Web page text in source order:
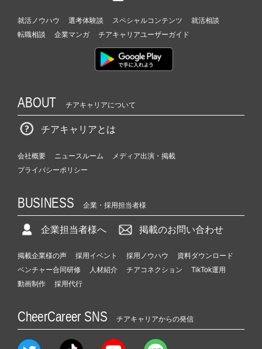
就活ノウハウ 選考体験談 スペシャルコンテンツ
就活相談
転職相談
企業マンガ チアキャリアユーザーガイド
ABOUT チアキャリアについて
チアキャリアとは
会社概要 ニュースルーム
メディア出演・掲載
プライバシーポリシー
BUSINESS 企業・採用担当者様
企業担当者様へ 掲載のお問い合わせ
掲載企業様の声 採用イベント 採用ノウハウ
資料ダウンロード
ベンチャー合同研修
人材紹介 チアコネクション
TikTok運用
動画制作
採用代行
CheerCareer SNS チアキャリアからの発信